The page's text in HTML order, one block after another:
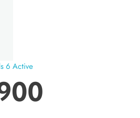
6 Active